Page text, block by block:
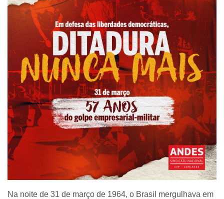
Na noite de 31 de março de 1964, o Brasil mergulhava em